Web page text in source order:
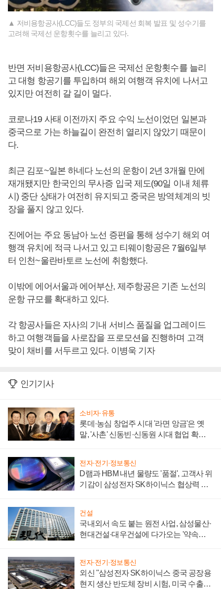
▲ 저비용항공사(LCC)들도 정부의 국제선 회복 발표 및 성수기를
고려해 국제선 운항횟수를 늘리고 있다.
반면 저비용항공사(LCC)들은 국제선 운항횟수를 늘리
고 대형 항공기를 투입하며 해외 여행객 유치에 나서고
있지만 여전히 갈 길이 멀다.
코로나19 사태 이전까지 주요 수익 노선이었던 일본과
중국으로 가는 하늘길이 완전히 열리지 않았기 때문이
다.
최근 김포~일본 하네다 노선의 운항이 2년 3개월 만에
재개됐지만 한국인의 무사증 입국 제도(90일 이내 체류
시) 중단 상태가 여전히 유지되고 중국은 방역체계의 빗
장을 풀지 않고 있다.
진에어는 주요 동남아 노선 증편을 통해 성수기 해외 여
행객 유치에 적극 나서고 있고 티웨이항공은 7월6일부
터 인천~울란바토르 노선에 취항했다.
이밖에 에어서울과 에어부산, 제주항공은 기존 노선의
운항 규모를 확대하고 있다.
각 항공사들은 자사의 기내 서비스 품질을 업그레이드
하고 여행객들을 사로잡을 프로모션을 진행하며 고객
맞이 채비를 서두르고 있다. 이병욱 기자
인기기사
소비자·유통
롯데·농심 창업주 시대 '라면 앙금'은 옛
말, '사촌' 신동빈·신동원 시대 협업 확대
전자·전기·정보통신
D램과 HBM 내년 물량도 '품절', 고객사 위
기감이 삼성전자 SK하이닉스 협상력 더
건설
국내외서 속도 붙는 원전 사업, 삼성물산·
현대건설·대우건설에 다가오는 '약속의
전자·전기·정보통신
외신 "삼성전자 SK하이닉스 중국 공장용
현지 생산 반도체 장비 시험, 미국 수출통